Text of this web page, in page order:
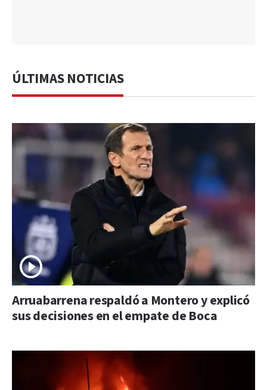
ÚLTIMAS NOTICIAS
Arruabarrena respaldó a Montero y explicó
sus decisiones en el empate de Boca